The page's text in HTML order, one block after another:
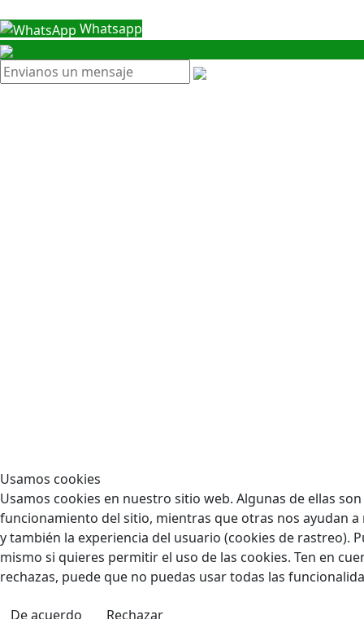
Whatsapp
Usamos cookies
Usamos cookies en nuestro sitio web. Algunas de ellas
funcionamiento del sitio, mientras que otras nos ayudan
y también la experiencia del usuario (cookies de rastreo).
mismo si quieres permitir el uso de las cookies. Ten en
rechazas, puede que no puedas usar todas las
De acuerdo Rechazar